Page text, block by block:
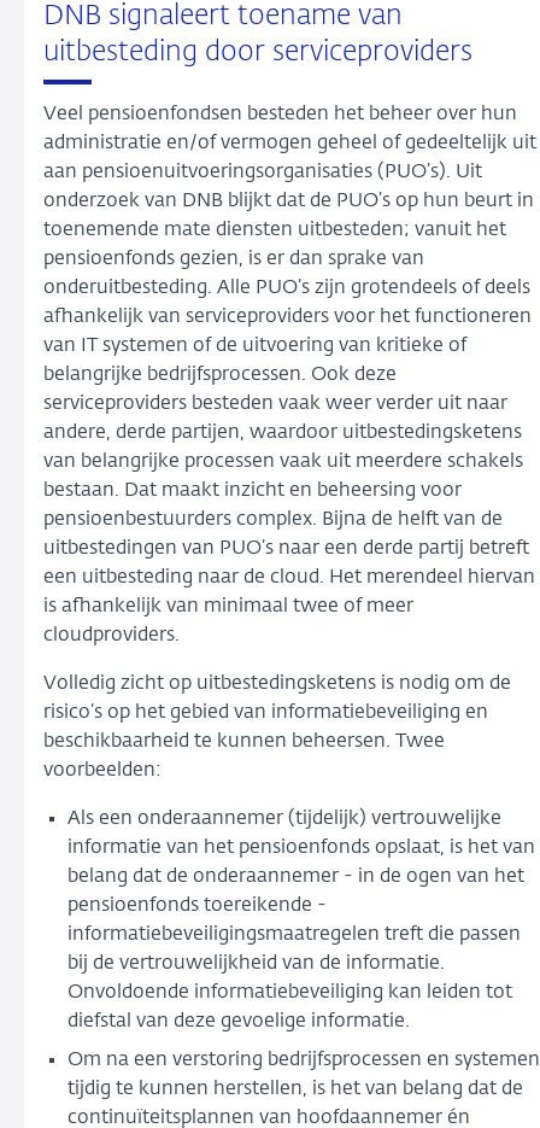
DNB signaleert toename van
uitbesteding door serviceproviders
Veel pensioenfondsen besteden het beheer over hun
administratie en/of vermogen geheel of gedeeltelijk uit
aan pensioenuitvoeringsorganisaties (PUO’s). Uit
onderzoek van DNB blijkt dat de PUO’s op hun beurt in
toenemende mate diensten uitbesteden; vanuit het
pensioenfonds gezien, is er dan sprake van
onderuitbesteding. Alle PUO’s zijn grotendeels of deels
afhankelijk van serviceproviders voor het functioneren
van IT systemen of de uitvoering van kritieke of
belangrijke bedrijfsprocessen. Ook deze
serviceproviders besteden vaak weer verder uit naar
andere, derde partijen, waardoor uitbestedingsketens
van belangrijke processen vaak uit meerdere schakels
bestaan. Dat maakt inzicht en beheersing voor
pensioenbestuurders complex. Bijna de helft van de
uitbestedingen van PUO’s naar een derde partij betreft
een uitbesteding naar de cloud. Het merendeel hiervan
is afhankelijk van minimaal twee of meer
cloudproviders.
Volledig zicht op uitbestedingsketens is nodig om de
risico’s op het gebied van informatiebeveiliging en
beschikbaarheid te kunnen beheersen. Twee
voorbeelden:
Als een onderaannemer (tijdelijk) vertrouwelijke
informatie van het pensioenfonds opslaat, is het van
belang dat de onderaannemer - in de ogen van het
pensioenfonds toereikende -
informatiebeveiligingsmaatregelen treft die passen
bij de vertrouwelijkheid van de informatie.
Onvoldoende informatiebeveiliging kan leiden tot
diefstal van deze gevoelige informatie.
Om na een verstoring bedrijfsprocessen en systemen
tijdig te kunnen herstellen, is het van belang dat de
continuïteitsplannen van hoofdaannemer én